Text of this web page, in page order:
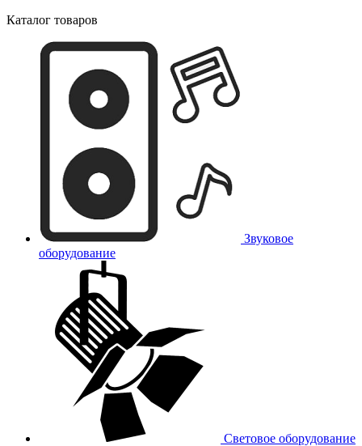
Каталог товаров
Звуковое
оборудование
Световое оборудование